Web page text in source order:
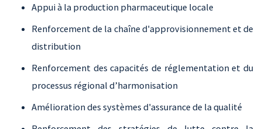
Appui à la production pharmaceutique locale
Renforcement de la chaîne d'approvisionnement et de
distribution
Renforcement des capacités de réglementation et du
processus régional d’harmonisation
Amélioration des systèmes d'assurance de la qualité